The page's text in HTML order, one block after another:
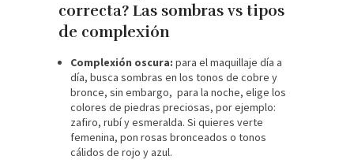
correcta? Las sombras vs tipos
de complexión
Complexión oscura: para el maquillaje día a
día, busca sombras en los tonos de cobre y
bronce, sin embargo, para la noche, elige los
colores de piedras preciosas, por ejemplo:
zafiro, rubí y esmeralda. Si quieres verte
femenina, pon rosas bronceados o tonos
cálidos de rojo y azul.